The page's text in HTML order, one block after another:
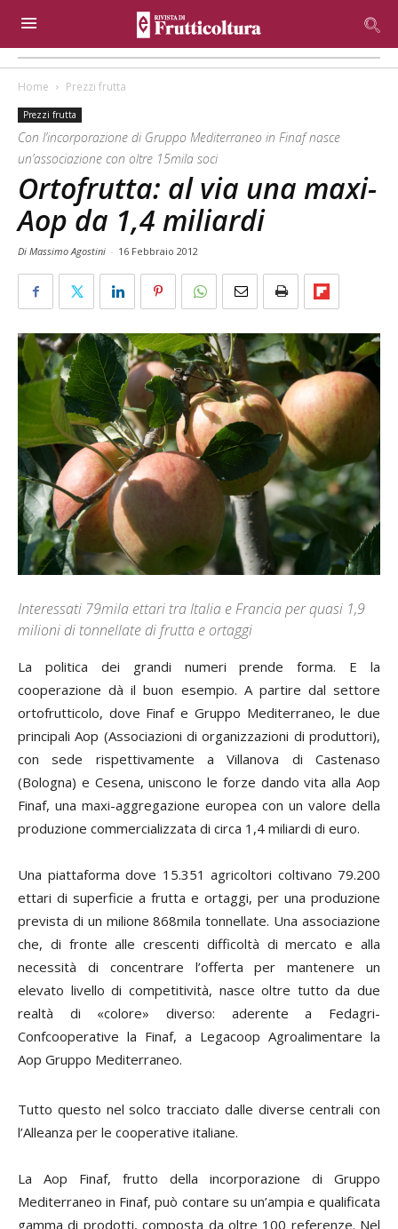
Home Prezzi frutta
Prezzi frutta
Con l’incorporazione di Gruppo Mediterraneo in Finaf nasce
un’associazione con oltre 15mila soci
Ortofrutta: al via una maxi-
Aop da 1,4 miliardi
Di Massimo Agostini - 16 Febbraio 2012
Interessati 79mila ettari tra Italia e Francia per quasi 1,9
milioni di tonnellate di frutta e ortaggi
La politica dei grandi numeri prende forma. E la
cooperazione dà il buon esempio. A partire dal settore
ortofrutticolo, dove Finaf e Gruppo Mediterraneo, le due
principali Aop (Associazioni di organizzazioni di produttori),
con sede rispettivamente a Villanova di Castenaso
(Bologna) e Cesena, uniscono le forze dando vita alla Aop
Finaf, una maxi-aggregazione europea con un valore della
produzione commercializzata di circa 1,4 miliardi di euro.
Una piattaforma dove 15.351 agricoltori coltivano 79.200
ettari di superficie a frutta e ortaggi, per una produzione
prevista di un milione 868mila tonnellate. Una associazione
che, di fronte alle crescenti difficoltà di mercato e alla
necessità di concentrare l’offerta per mantenere un
elevato livello di competitività, nasce oltre tutto da due
realtà di «colore» diverso: aderente a Fedagri-
Confcooperative la Finaf, a Legacoop Agroalimentare la
Aop Gruppo Mediterraneo.
Tutto questo nel solco tracciato dalle diverse centrali con
l’Alleanza per le cooperative italiane.
La Aop Finaf, frutto della incorporazione di Gruppo
Mediterraneo in Finaf, può contare su un’ampia e qualificata
gamma di prodotti, composta da oltre 100 referenze. Nel